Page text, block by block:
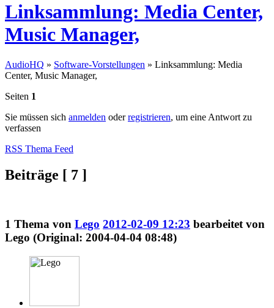
Linksammlung: Media Center,
Music Manager,
AudioHQ » Software-Vorstellungen » Linksammlung: Media
Center, Music Manager,
Seiten 1
Sie müssen sich anmelden oderregistrieren, um eine Antwort zu
verfassen
RSS Thema Feed
Beiträge [ 7 ]
1 Thema von Lego 2012-02-09 12:23 bearbeitet von
Lego (Original: 2004-04-04 08:48)